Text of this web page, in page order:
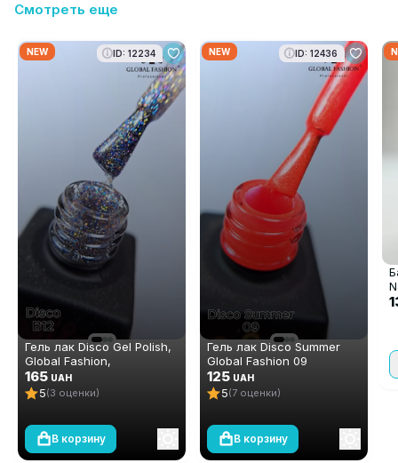
Смотреть еще
NEW ID: 12234
Гель лак Disco Gel Polish,
Global Fashion,
светоотражающий, 8 мл
B12
165 UAH
5(3 оценки)
В корзину
NEW ID: 12436
Гель лак Disco Summer
Global Fashion 09
125 UAH
5(7 оценки)
В корзину